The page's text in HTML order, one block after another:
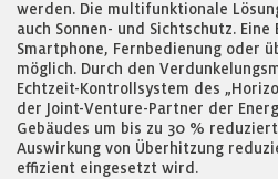
werden. Die multifunktionale
auch Sonnen- und Sichtschutz.
Smartphone, Fernbedienung oder
möglich. Durch den
Echtzeit-Kontrollsystem des
der Joint-Venture-Partner der
Gebäudes um bis zu 30 %
Auswirkung von Überhitzung
effizient eingesetzt wird.